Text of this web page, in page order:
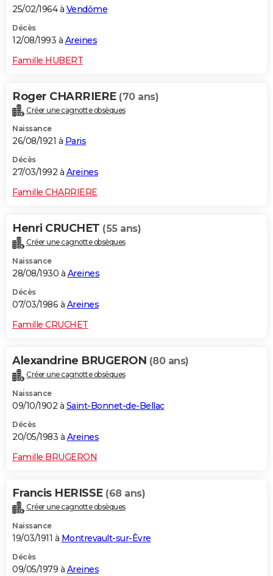
25/02/1964 à Vendôme
Décès
12/08/1993 à Areines
Famille HUBERT
Roger CHARRIERE (70 ans)
Créer une cagnotte obsèques
Naissance
26/08/1921 à Paris
Décès
27/03/1992 à Areines
Famille CHARRIERE
Henri CRUCHET (55 ans)
Créer une cagnotte obsèques
Naissance
28/08/1930 à Areines
Décès
07/03/1986 à Areines
Famille CRUCHET
Alexandrine BRUGERON (80 ans)
Créer une cagnotte obsèques
Naissance
09/10/1902 à Saint-Bonnet-de-Bellac
Décès
20/05/1983 à Areines
Famille BRUGERON
Francis HERISSE (68 ans)
Créer une cagnotte obsèques
Naissance
19/03/1911 à Montrevault-sur-Èvre
Décès
09/05/1979 à Areines